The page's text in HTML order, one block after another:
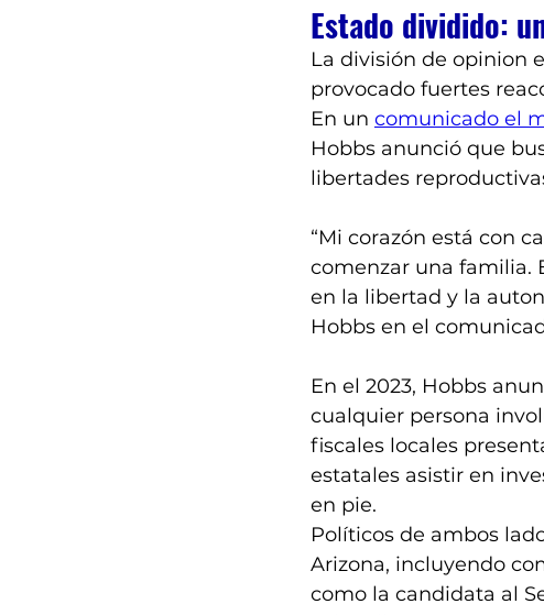
Estado dividido:
La división de opinion
provocado fuertes
En un comunicado el
Hobbs anunció que
libertades
“Mi corazón está con
comenzar una familia.
en la libertad y la
Hobbs en el
En el 2023, Hobbs
cualquier persona
fiscales locales
estatales asistir en
en pie.
Políticos de ambos
Arizona, incluyendo
como la candidata al